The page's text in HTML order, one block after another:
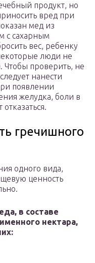
продукт, но
вред при
мед из
с сахарным
вес, ребенку
люди не
Чтобы проверить, не
нанести
появлении
желудка, боли в
гречишного
одного вида,
ценность
в составе
нектара,